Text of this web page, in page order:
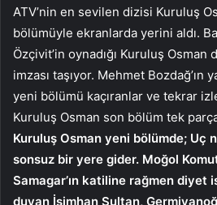
ATV’nin en sevilen dizisi Kuruluş
bölümüyle ekranlarda yerini aldı.
Özçivit’in oynadığı Kuruluş
imzası taşıyor. Mehmet Bozdağ’ın
yeni bölümü kaçıranlar ve tekrar
Kuruluş Osman son bölüm tek
Kuruluş Osman yeni bölümde; Uç
sonsuz bir yere gider. Moğol
Samagar’ın katiline rağmen diyet
duyan İsimhan Sultan,